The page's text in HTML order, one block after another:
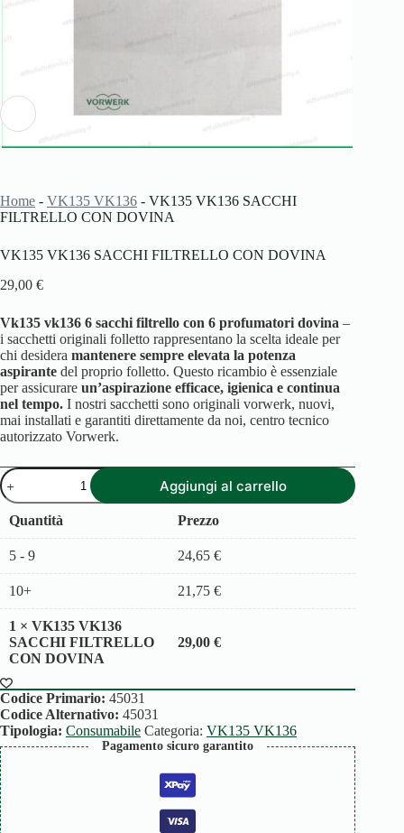
Home - VK135 VK136 - VK135 VK136 SACCHI
FILTRELLO CON DOVINA
VK135 VK136 SACCHI FILTRELLO CON DOVINA
29,00 €
Vk135 vk136 6 sacchi filtrello con 6 profumatori dovina –
i sacchetti originali folletto rappresentano la scelta ideale per
chi desidera mantenere sempre elevata la potenza
aspirante del proprio folletto. Questo ricambio è essenziale
per assicurare un’aspirazione efficace, igienica e continua
nel tempo. I nostri sacchetti sono originali vorwerk, nuovi,
mai installati e garantiti direttamente da noi, centro tecnico
autorizzato Vorwerk.
VK135
VK136
SACCHI
FILTRELLO
DOVINA
Aggiungi al carrello
Quantità Prezzo
5 - 9 24,65€
10+ 21,75€
1 × VK135 VK136
SACCHI FILTRELLO
CON DOVINA
29,00€
Codice Primario: 45031
Codice Alternativo: 45031
Tipologia: Consumabile Categoria: VK135 VK136
Pagamento sicuro garantito